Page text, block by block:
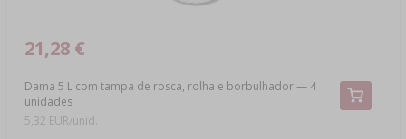
Dama 5 L com tampa de rosca, rolha e borbulhador — 4
unidades
21,28 €
5,32 EUR/unid.